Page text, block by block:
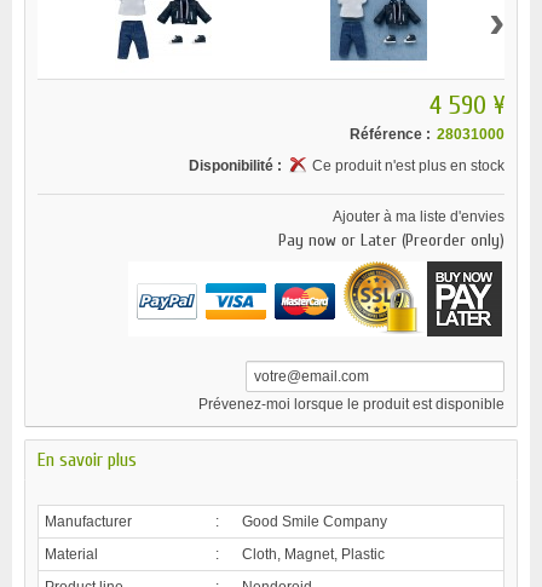
›
4 590 ¥
Référence : 28031000
Disponibilité :
Ce produit n'est plus en stock
Ajouter à ma liste d'envies
Pay now or Later (Preorder only)
Prévenez-moi lorsque le produit est disponible
En savoir plus
Manufacturer :
Good Smile Company
Material
:
Cloth, Magnet, Plastic